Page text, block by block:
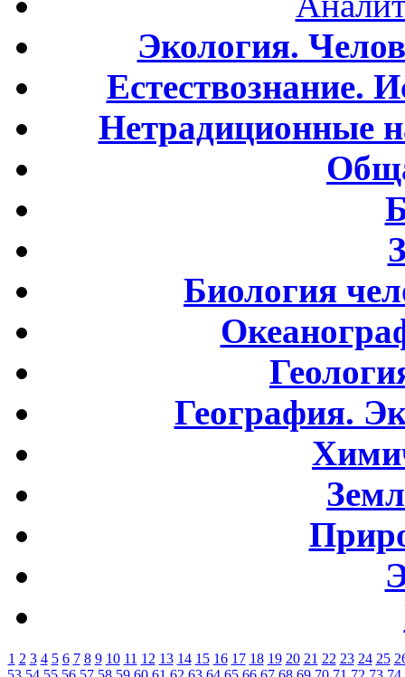
Экология.
Естествознание.
Нетрадиционные
Биология
География.
1 2 3 4 5 6 7 8 9 10 11 12 13 14 15 16 17 18 19 20 21 22 23 24 25